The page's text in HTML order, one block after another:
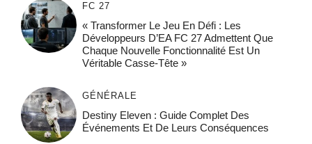
FC 27
« Transformer Le Jeu En Défi : Les
Développeurs D’EA FC 27 Admettent Que
Chaque Nouvelle Fonctionnalité Est Un
Véritable Casse-Tête »
GÉNÉRALE
Destiny Eleven : Guide Complet Des
Événements Et De Leurs Conséquences